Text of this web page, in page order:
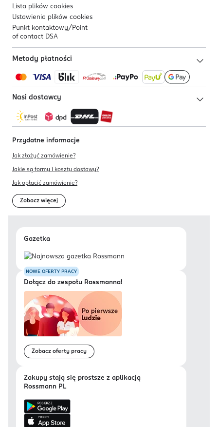
Lista plików cookies
Ustawienia plików cookies
Punkt kontaktowy/ Point
of contact DSA
Metody płatności
Nasi dostawcy
Przydatne informacje
Jak złożyć zamówienie?
Jakie są formy i koszty dostawy?
Jak opłacić zamówienie?
Zobacz więcej
Gazetka
NOWE OFERTY PRACY
Dołącz do zespołu Rossmanna!
Zobacz oferty pracy
Zakupy stają się prostsze z aplikacją
Rossmann PL